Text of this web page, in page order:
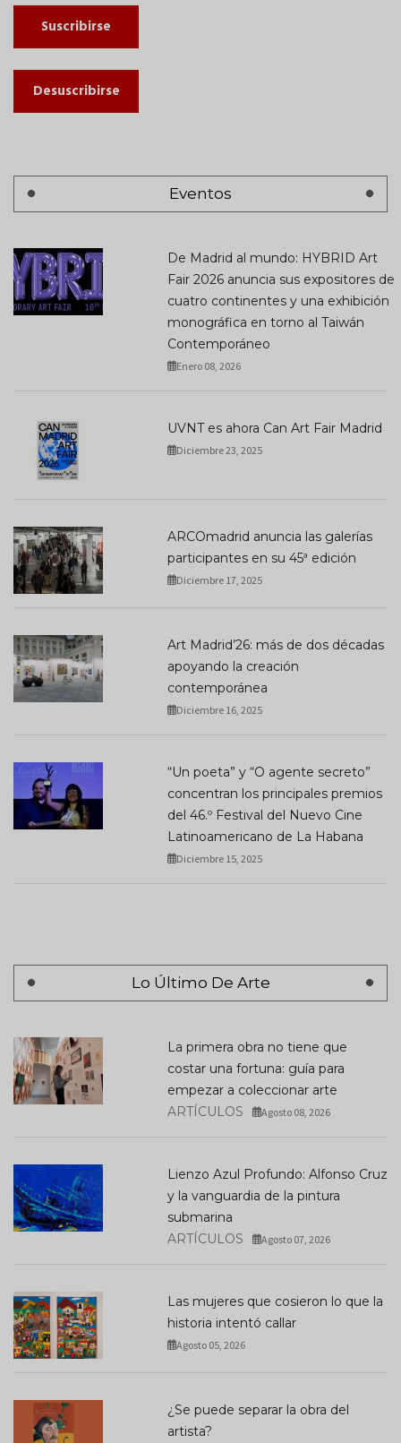
Suscribirse
Desuscribirse
Eventos
De Madrid al mundo: HYBRID Art
Fair 2026 anuncia sus expositores de
cuatro continentes y una exhibición
monográfica en torno al Taiwán
Contemporáneo
Enero 08, 2026
UVNT es ahora Can Art Fair Madrid
Diciembre 23, 2025
ARCOmadrid anuncia las galerías
participantes en su 45ª edición
Diciembre 17, 2025
Art Madrid’26: más de dos décadas
apoyando la creación
contemporánea
Diciembre 16, 2025
“Un poeta” y “O agente secreto”
concentran los principales premios
del 46.º Festival del Nuevo Cine
Latinoamericano de La Habana
Diciembre 15, 2025
Lo Último De Arte
La primera obra no tiene que
costar una fortuna: guía para
empezar a coleccionar arte
ARTÍCULOS
Agosto 08, 2026
Lienzo Azul Profundo: Alfonso Cruz
y la vanguardia de la pintura
submarina
ARTÍCULOS
Agosto 07, 2026
Las mujeres que cosieron lo que la
historia intentó callar
Agosto 05, 2026
¿Se puede separar la obra del
artista?